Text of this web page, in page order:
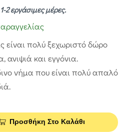
2 εργάσιμες μέρες.
είναι πολύ ξεχωριστό δώρο
ανιψιά και εγγόνια.
νήμα που είναι πολύ απαλό
Προσθήκη Στο Καλάθι